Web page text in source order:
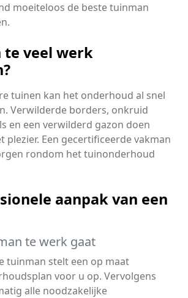
moeiteloos de beste tuinman
veel werk
tuinen kan het onderhoud al snel
Verwilderde borders, onkruid
en een verwilderd gazon doen
plezier. Een gecertificeerde vakman
rondom het tuinonderhoud
aanpak van een
te werk gaat
tuinman stelt een op maat
voor u op. Vervolgens
alle noodzakelijke